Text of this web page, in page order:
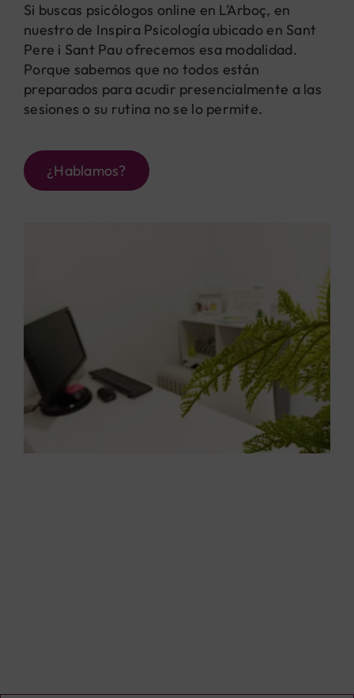
Si buscas psicólogos online en L’Arboç, en
nuestro de Inspira Psicología ubicado en Sant
Pere i Sant Pau ofrecemos esa modalidad.
Porque sabemos que no todos están
preparados para acudir presencialmente a las
sesiones o su rutina no se lo permite.
¿Hablamos?